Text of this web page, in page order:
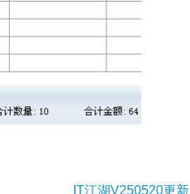
IT江湖V250520更新